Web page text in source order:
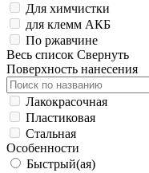
Для химчистки
для клемм АКБ
По ржавчине
Весь список Свернуть
Поверхность нанесения
Лакокрасочная
Пластиковая
Стальная
Особенности
Быстрый(ая)